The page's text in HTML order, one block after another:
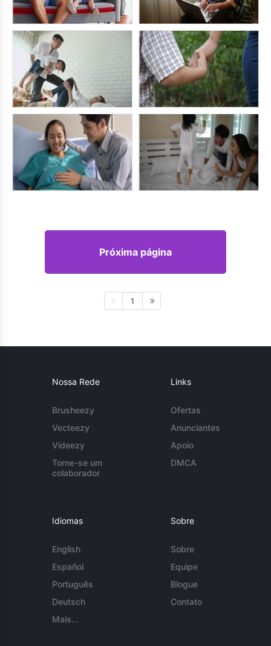
Próxima página
1
Nossa Rede
Brusheezy
Vecteezy
Videezy
Torne-se um
colaborador
Links
Ofertas
Anunciantes
Apoio
DMCA
Idiomas
English
Español
Português
Deutsch
Mais...
Sobre
Sobre
Equipe
Blogue
Contato